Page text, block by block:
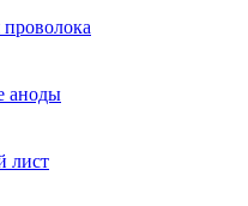
аноды
лист